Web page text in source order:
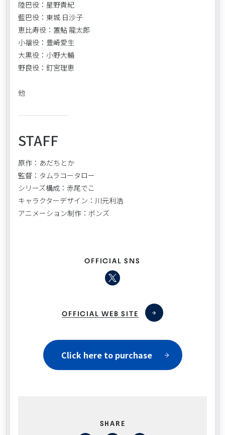
陸巴役：星野貴紀
藍巴役：東城 日沙子
恵比寿役：置鮎 龍太郎
小福役：豊崎愛生
大黒役：小野大輔
野良役：釘宮理恵
他
STAFF
原作：あだちとか
監督：タムラコータロー
シリーズ構成：赤尾でこ
キャラクターデザイン：川元利浩
アニメーション制作：ボンズ
OFFICIAL SNS
OFFICIAL WEB SITE
Click here to purchase
SHARE